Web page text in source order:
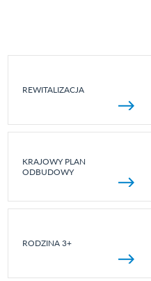
REWITALIZACJA
KRAJOWY PLAN
ODBUDOWY
RODZINA 3+